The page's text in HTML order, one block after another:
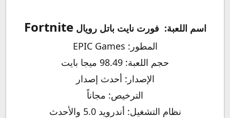
اسم اللعبة: فورت نايت باتل رويالFortnite
المطور: EPIC Games
حجم اللعبة: 98.49 ميجا بايت
الإصدار: أحدث إصدار
الترخيص: مجاناً
نظام التشغيل: أندرويد 5.0 والأحدث